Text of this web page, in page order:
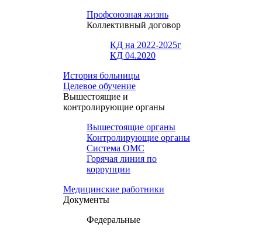
Профсоюзная жизнь
Коллективный договор
КД на 2022-2025г
КД 04.2020
История больницы
Целевое обучение
Вышестоящие и
контролирующие органы
Вышестоящие органы
Контролирующие органы
Система ОМС
Горячая линия по
коррупции
Медицинские работники
Документы
Федеральные